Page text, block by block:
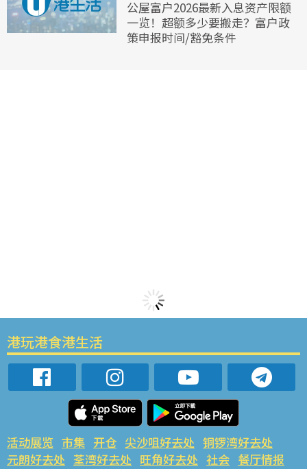
公屋富户2026最新入息资产限额
一览！超额多少要搬走？富户政
策申报时间/豁免条件
港玩港食港生活
活动展览 市集 开仓 尖沙咀好去处 铜锣湾好去处
元朗好去处 荃湾好去处 旺角好去处 社会 餐厅情报